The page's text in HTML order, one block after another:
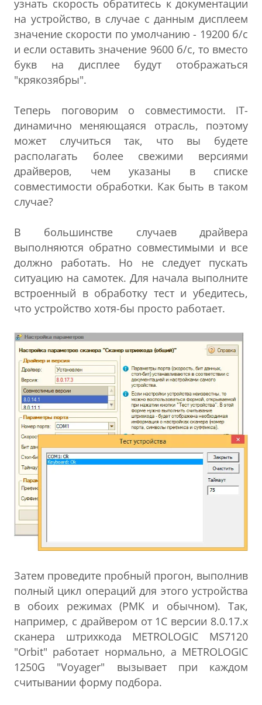
узнать скорость обратитесь к документации
на устройство, в случае с данным дисплеем
значение скорости по умолчанию - 19200 б/с
и если оставить значение 9600 б/с, то вместо
букв на дисплее будут отображаться
"крякозябры".
Теперь поговорим о совместимости. IT-
динамично меняющаяся отрасль, поэтому
может случиться так, что вы будете
располагать более свежими версиями
драйверов, чем указаны в списке
совместимости обработки. Как быть в таком
случае?
В большинстве случаев драйвера
выполняются обратно совместимыми и все
должно работать. Но не следует пускать
ситуацию на самотек. Для начала выполните
встроенный в обработку тест и убедитесь,
что устройство хотя-бы просто работает.
Затем проведите пробный прогон, выполнив
полный цикл операций для этого устройства
в обоих режимах (РМК и обычном). Так,
например, с драйвером от 1С версии 8.0.17.х
сканера штрихкода METROLOGIC MS7120
"Orbit" работает нормально, а METROLOGIC
1250G "Voyager" вызывает при каждом
считывании форму подбора.